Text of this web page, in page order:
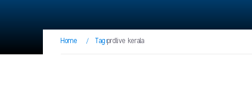
Home / Tag:prdlive kerala